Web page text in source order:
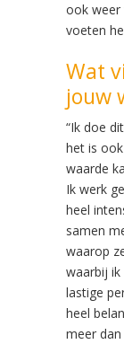
ook weer
voeten
Wat
jouw
“Ik doe
het is
waarde
Ik werk
heel
samen
waarop
waarbij ik
lastige
heel
meer dan